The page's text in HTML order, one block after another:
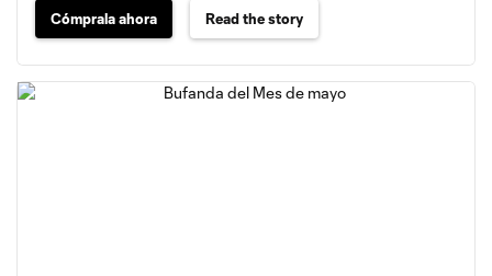
Cómprala ahora Read the story